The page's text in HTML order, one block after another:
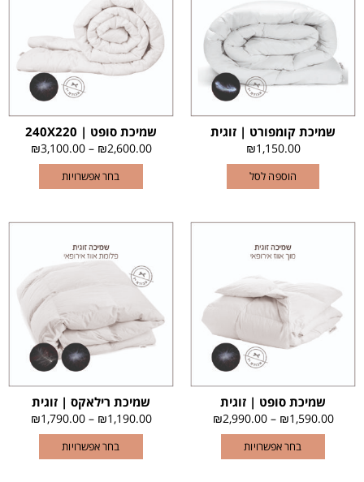
שמיכת קומפורט | זוגית
₪1,150.00
הוספה לסל
שמיכת סופט | 240X220
₪2,600.00
–
₪3,100.00
בחר אפשרויות
שמיכת סופט | זוגית
₪1,590.00
–
₪2,990.00
בחר אפשרויות
שמיכת רילאקס | זוגית
₪1,190.00
–
₪1,790.00
בחר אפשרויות